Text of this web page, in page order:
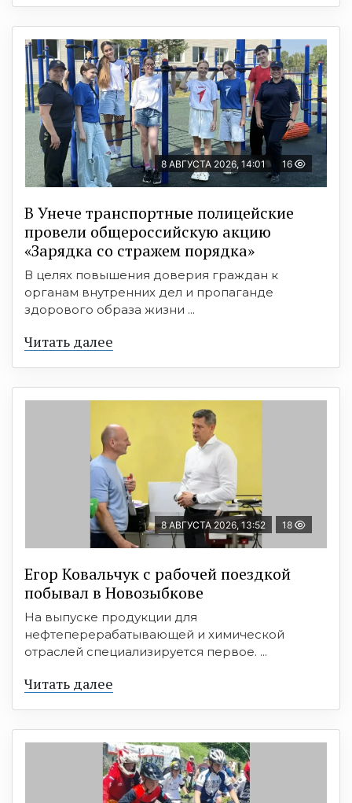
8 АВГУСТА 2026, 14:01 16
В Унече транспортные полицейские
провели общероссийскую акцию
«Зарядка со стражем порядка»
В целях повышения доверия граждан к
органам внутренних дел и пропаганде
здорового образа жизни ...
Читать далее
8 АВГУСТА 2026, 13:52 18
Егор Ковальчук с рабочей поездкой
побывал в Новозыбкове
На выпуске продукции для
нефтеперерабатывающей и химической
отраслей специализируется первое. ...
Читать далее